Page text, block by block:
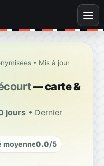
• Mis à jour
— carte &
jours • Dernier
moyenne0.0/5